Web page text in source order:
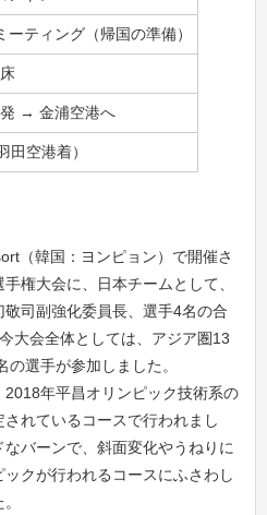
ーティング（帰国の準備）
→ 金浦空港へ
田空港着）
（韓国：ヨンピョン）で開催さ
権大会に、日本チームとして、
司副強化委員長、選手4名の合
大会全体としては、アジア圏13
選手が参加しました。
年平昌オリンピック技術系の
れているコースで行われまし
バーンで、斜面変化やうねりに
クが行われるコースにふさわし